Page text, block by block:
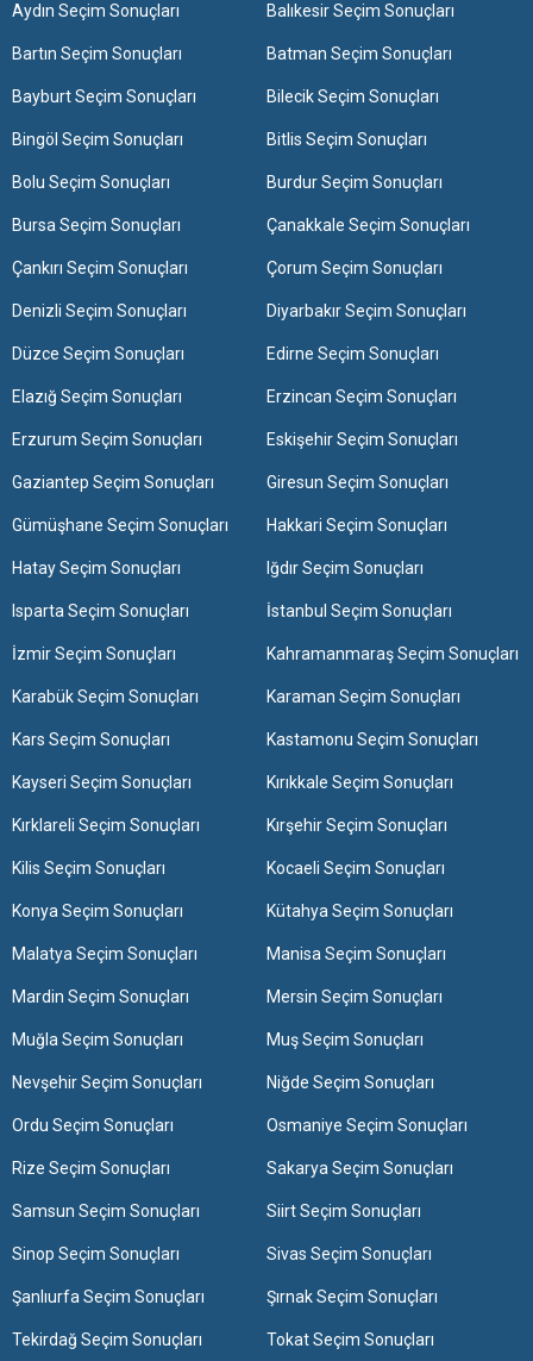
Aydın Seçim Sonuçları Balıkesir Seçim Sonuçları
Bartın Seçim Sonuçları Batman Seçim Sonuçları
Bayburt Seçim Sonuçları Bilecik Seçim Sonuçları
Bingöl Seçim Sonuçları Bitlis Seçim Sonuçları
Bolu Seçim Sonuçları Burdur Seçim Sonuçları
Bursa Seçim Sonuçları Çanakkale Seçim Sonuçları
Çankırı Seçim Sonuçları Çorum Seçim Sonuçları
Denizli Seçim Sonuçları Diyarbakır Seçim Sonuçları
Düzce Seçim Sonuçları Edirne Seçim Sonuçları
Elazığ Seçim Sonuçları Erzincan Seçim Sonuçları
Erzurum Seçim Sonuçları Eskişehir Seçim Sonuçları
Gaziantep Seçim Sonuçları Giresun Seçim Sonuçları
Gümüşhane Seçim Sonuçları Hakkari Seçim Sonuçları
Hatay Seçim Sonuçları Iğdır Seçim Sonuçları
Isparta Seçim Sonuçları İstanbul Seçim Sonuçları
İzmir Seçim Sonuçları Kahramanmaraş Seçim Sonuçları
Karabük Seçim Sonuçları Karaman Seçim Sonuçları
Kars Seçim Sonuçları Kastamonu Seçim Sonuçları
Kayseri Seçim Sonuçları Kırıkkale Seçim Sonuçları
Kırklareli Seçim Sonuçları Kırşehir Seçim Sonuçları
Kilis Seçim Sonuçları Kocaeli Seçim Sonuçları
Konya Seçim Sonuçları Kütahya Seçim Sonuçları
Malatya Seçim Sonuçları Manisa Seçim Sonuçları
Mardin Seçim Sonuçları Mersin Seçim Sonuçları
Muğla Seçim Sonuçları Muş Seçim Sonuçları
Nevşehir Seçim Sonuçları Niğde Seçim Sonuçları
Ordu Seçim Sonuçları Osmaniye Seçim Sonuçları
Rize Seçim Sonuçları Sakarya Seçim Sonuçları
Samsun Seçim Sonuçları Siirt Seçim Sonuçları
Sinop Seçim Sonuçları Sivas Seçim Sonuçları
Şanlıurfa Seçim Sonuçları Şırnak Seçim Sonuçları
Tekirdağ Seçim Sonuçları Tokat Seçim Sonuçları